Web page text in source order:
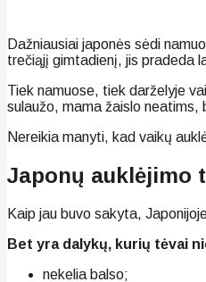
Dažniausiai japonės sėdi
trečiąjį gimtadienį, jis pradeda
Tiek namuose, tiek darželyje
sulaužo, mama žaislo
Nereikia manyti, kad vaikų
Japonų auklėjimo
Kaip jau buvo sakyta,
Bet yra dalykų, kurių tėvai
nekelia balso;